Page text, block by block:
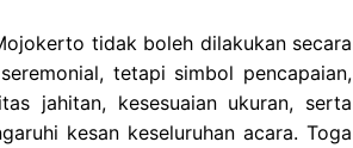
tidak boleh dilakukan secara
tetapi simbol pencapaian,
jahitan, kesesuaian ukuran, serta
kesan keseluruhan acara. Toga